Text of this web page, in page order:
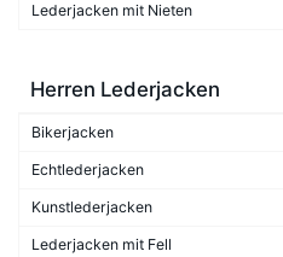
Lederjacken mit Nieten
Herren Lederjacken
Bikerjacken
Echtlederjacken
Kunstlederjacken
Lederjacken mit Fell